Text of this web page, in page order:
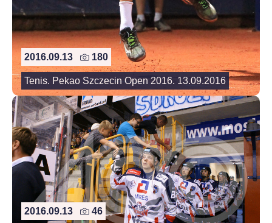
2016.09.13 180
Tenis. Pekao Szczecin Open 2016. 13.09.2016
2016.09.13 46